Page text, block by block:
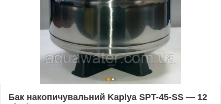
Бак накопичувальний Kaplya SPT-45-SS — 12